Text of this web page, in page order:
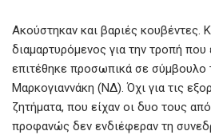
Ακούστηκαν και βαριές κουβέντες.
διαμαρτυρόμενος για την τροπή που
επιτέθηκε προσωπικά σε σύμβουλο
Μαρκογιαννάκη (ΝΔ). Όχι για τις
ζητήματα, που είχαν οι δυο τους
προφανώς δεν ενδιέφεραν τη